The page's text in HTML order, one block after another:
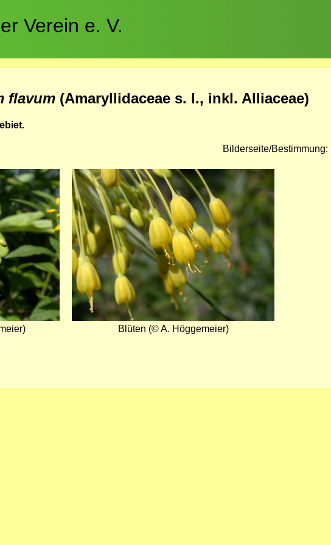
Verein e. V.
flavum (Amaryllidaceae s. l., inkl. Alliaceae)
Bilderseite/Bestimmung:
Bild
Blüten (© A. Höggemeier)